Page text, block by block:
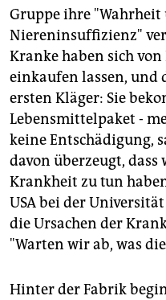
Gruppe ihre "Wahrheit
Niereninsuffizienz"
Kranke haben sich
einkaufen lassen, und
ersten Kläger: Sie
Lebensmittelpaket -
keine Entschädigung,
davon überzeugt,
Krankheit zu tun
USA bei der
die Ursachen der
"Warten wir ab, was
Hinter der Fabrik